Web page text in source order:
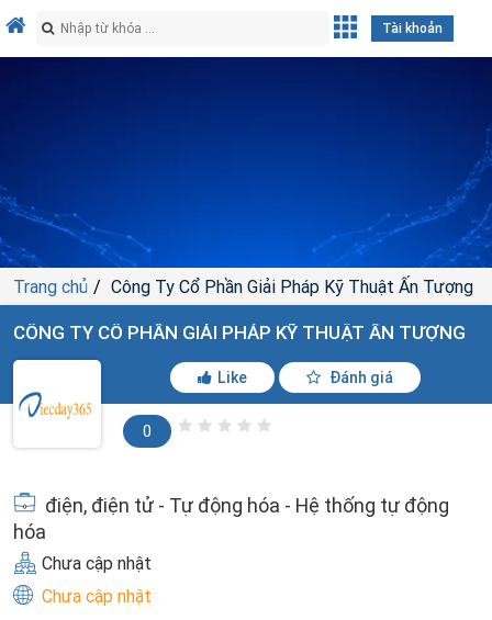
Tài khoản
Trang chủ Công Ty Cổ Phần Giải Pháp Kỹ Thuật Ấn Tượng
CÔNG TY CỔ PHẦN GIẢI PHÁP KỸ THUẬT ẤN TƯỢNG
Like Đánh giá
0
điện, điện tử - Tự động hóa - Hệ thống tự động
hóa
Chưa cập nhật
Chưa cập nhật